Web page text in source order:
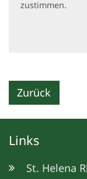
zustimmen.
Zurück
Links
St. Helena